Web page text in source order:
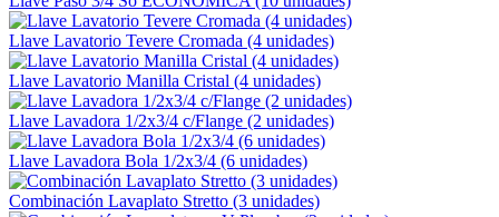
Llave Lavatorio Tevere Cromada (4 unidades)
Llave Lavatorio Manilla Cristal (4 unidades)
Llave Lavadora 1/2x3/4 c/Flange (2 unidades)
Llave Lavadora Bola 1/2x3/4 (6 unidades)
Combinación Lavaplato Stretto (3 unidades)